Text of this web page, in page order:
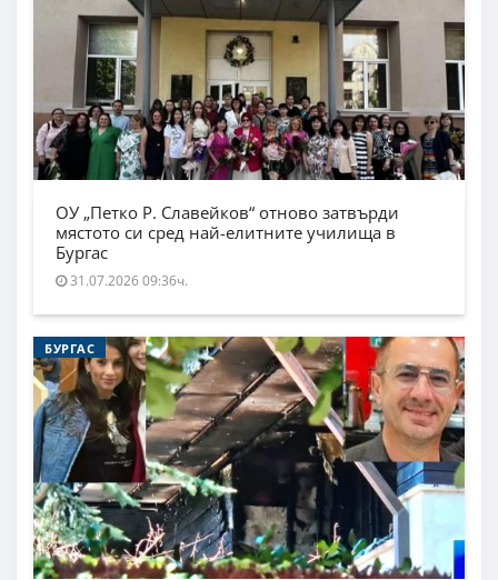
ОУ „Петко Р. Славейков“ отново затвърди
мястото си сред най-елитните училища в
Бургас
31.07.2026 09:36ч.
БУРГАС